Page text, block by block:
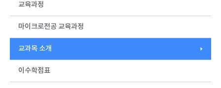
교육과정
마이크로전공 교육과정
교과목 소개
이수학점표